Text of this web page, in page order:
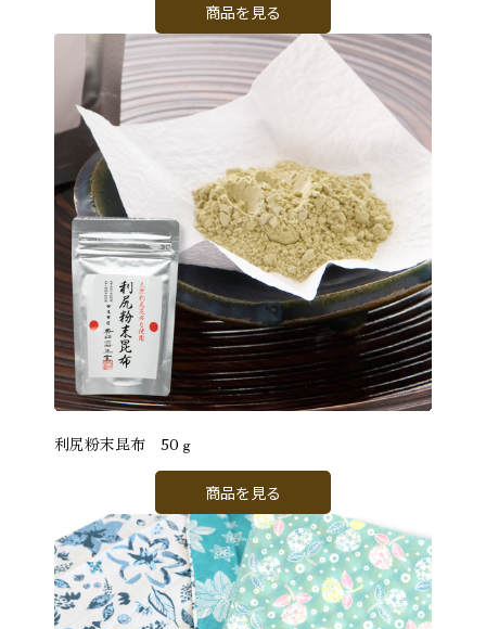
商品を見る
利尻粉末昆布 50ｇ
商品を見る